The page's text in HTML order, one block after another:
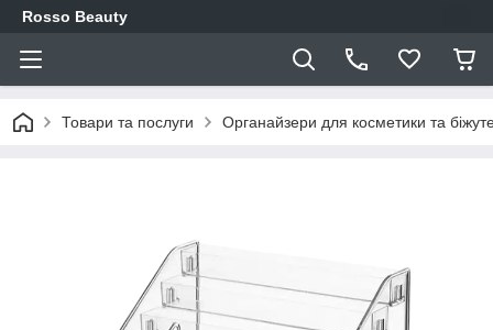
Rosso Beauty
Товари та послуги Органайзери для косметики та